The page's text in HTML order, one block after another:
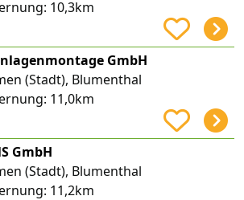
10,3km
GmbH
(Stadt), Blumenthal
11,0km
GmbH
(Stadt), Blumenthal
11,2km